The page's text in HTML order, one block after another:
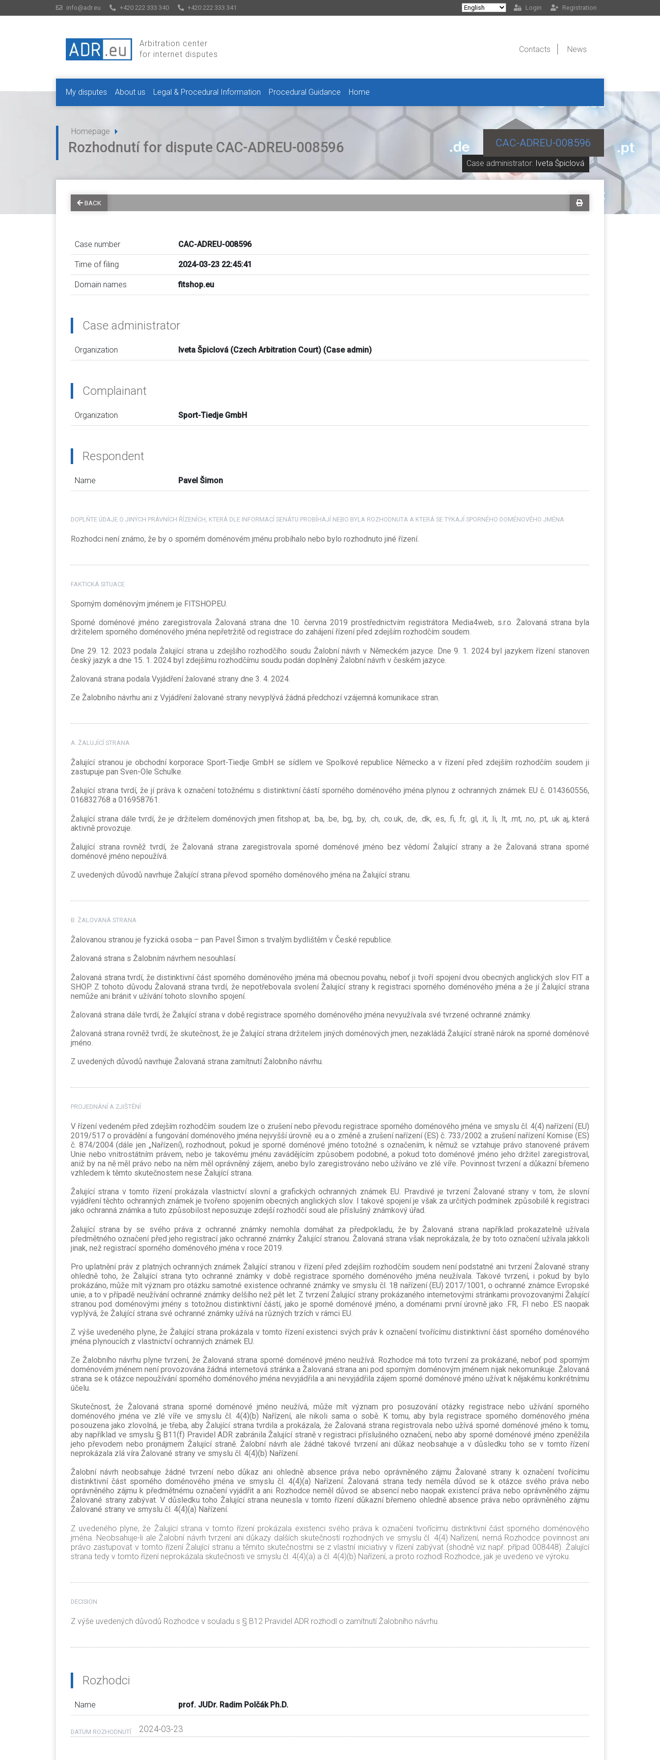
info@adr.eu +420 222 333 340 +420 222 333 341 Login Registration
Arbitration center
for internet disputes
Contacts News
My disputes About us Legal & Procedural Information Procedural Guidance Home
Homepage
Case administrator: Iveta Špiclová
CAC-ADREU-008596
Rozhodnutí for dispute CAC-ADREU-008596
BACK
Case number CAC-ADREU-008596
Time of filing 2024-03-23 22:45:41
Domain names fitshop.eu
Case administrator
Organization Iveta Špiclová (Czech Arbitration Court) (Case admin)
Complainant
Organization Sport-Tiedje GmbH
Respondent
Name Pavel Šimon
DOPLŇTE ÚDAJE O JINÝCH PRÁVNÍCH ŘÍZENÍCH, KTERÁ DLE INFORMACÍ SENÁTU PROBÍHAJÍ NEBO BYLA ROZHODNUTA A KTERÁ SE TÝKAJÍ SPORNÉHO DOMÉNOVÉHO JMÉNA
Rozhodci není známo, že by o sporném doménovém jménu probíhalo nebo bylo rozhodnuto jiné řízení.
FAKTICKÁ SITUACE
Sporným doménovým jménem je FITSHOP.EU.
Sporné doménové jméno zaregistrovala Žalovaná strana dne 10. června 2019 prostřednictvím registrátora Media4web, s.r.o. Žalovaná strana byla
držitelem sporného doménového jména nepřetržitě od registrace do zahájení řízení před zdejším rozhodčím soudem.
Dne 29. 12. 2023 podala Žalující strana u zdejšího rozhodčího soudu Žalobní návrh v Německém jazyce. Dne 9. 1. 2024 byl jazykem řízení stanoven
český jazyk a dne 15. 1. 2024 byl zdejšímu rozhodčímu soudu podán doplněný Žalobní návrh v českém jazyce.
Žalovaná strana podala Vyjádření žalované strany dne 3. 4. 2024.
Ze Žalobního návrhu ani z Vyjádření žalované strany nevyplývá žádná předchozí vzájemná komunikace stran.
A. ŽALUJÍCÍ STRANA
Žalující stranou je obchodní korporace Sport-Tiedje GmbH se sídlem ve Spolkové republice Německo a v řízení před zdejším rozhodčím soudem ji
zastupuje pan Sven-Ole Schulke.
Žalující strana tvrdí, že jí práva k označení totožnému s distinktivní částí sporného doménového jména plynou z ochranných známek EU č. 014360556,
016832768 a 016958761.
Žalující strana dále tvrdí, že je držitelem doménových jmen fitshop.at, .ba, .be, .bg, .by, .ch, .co.uk, .de, .dk, .es, .fi, .fr, .gl, .it, .li, .lt, .mt, .no, .pt, .uk aj, která
aktivně provozuje.
Žalující strana rovněž tvrdí, že Žalovaná strana zaregistrovala sporné doménové jméno bez vědomí Žalující strany a že Žalovaná strana sporné
doménové jméno nepoužívá.
Z uvedených důvodů navrhuje Žalující strana převod sporného doménového jména na Žalující stranu.
B. ŽALOVANÁ STRANA
Žalovanou stranou je fyzická osoba – pan Pavel Šimon s trvalým bydlištěm v České republice.
Žalovaná strana s Žalobním návrhem nesouhlasí.
Žalovaná strana tvrdí, že distinktivní část sporného doménového jména má obecnou povahu, neboť ji tvoří spojení dvou obecných anglických slov FIT a
SHOP. Z tohoto důvodu Žalovaná strana tvrdí, že nepotřebovala svolení Žalující strany k registraci sporného doménového jména a že jí Žalující strana
nemůže ani bránit v užívání tohoto slovního spojení.
Žalovaná strana dále tvrdí, že Žalující strana v době registrace sporného doménového jména nevyužívala své tvrzené ochranné známky.
Žalovaná strana rovněž tvrdí, že skutečnost, že je Žalující strana držitelem jiných doménových jmen, nezakládá Žalující straně nárok na sporné doménové
jméno.
Z uvedených důvodů navrhuje Žalovaná strana zamítnutí Žalobního návrhu.
PROJEDNÁNÍ A ZJIŠTĚNÍ
V řízení vedeném před zdejším rozhodčím soudem lze o zrušení nebo převodu registrace sporného doménového jména ve smyslu čl. 4(4) nařízení (EU)
2019/517 o provádění a fungování doménového jména nejvyšší úrovně .eu a o změně a zrušení nařízení (ES) č. 733/2002 a zrušení nařízení Komise (ES)
č. 874/2004 (dále jen „Nařízení), rozhodnout, pokud je sporné doménové jméno totožné s označením, k němuž se vztahuje právo stanovené právem
Unie nebo vnitrostátním právem, nebo je takovému jménu zavádějícím způsobem podobné, a pokud toto doménové jméno jeho držitel zaregistroval,
aniž by na ně měl právo nebo na něm měl oprávněný zájem, anebo bylo zaregistrováno nebo užíváno ve zlé víře. Povinnost tvrzení a důkazní břemeno
vzhledem k těmto skutečnostem nese Žalující strana.
Žalující strana v tomto řízení prokázala vlastnictví slovní a grafických ochranných známek EU. Pravdivé je tvrzení Žalované strany v tom, že slovní
vyjádření těchto ochranných známek je tvořeno spojením obecných anglických slov. I takové spojení je však za určitých podmínek způsobilé k registraci
jako ochranná známka a tuto způsobilost neposuzuje zdejší rozhodčí soud ale příslušný známkový úřad.
Žalující strana by se svého práva z ochranné známky nemohla domáhat za předpokladu, že by Žalovaná strana například prokazatelně užívala
předmětného označení před jeho registrací jako ochranné známky Žalující stranou. Žalovaná strana však neprokázala, že by toto označení užívala jakkoli
jinak, než registrací sporného doménového jména v roce 2019.
Pro uplatnění práv z platných ochranných známek Žalující stranou v řízení před zdejším rozhodčím soudem není podstatné ani tvrzení Žalované strany
ohledně toho, že Žalující strana tyto ochranné známky v době registrace sporného doménového jména neužívala. Takové tvrzení, i pokud by bylo
prokázáno, může mít význam pro otázku samotné existence ochranné známky ve smyslu čl. 18 nařízení (EU) 2017/1001, o ochranné známce Evropské
unie, a to v případě neužívání ochranné známky delšího než pět let. Z tvrzení Žalující strany prokázaného internetovými stránkami provozovanými Žalující
stranou pod doménovými jmény s totožnou distinktivní částí, jako je sporné doménové jméno, a doménami první úrovně jako .FR, .FI nebo .ES naopak
vyplývá, že Žalující strana své ochranné známky užívá na různých trzích v rámci EU.
Z výše uvedeného plyne, že Žalující strana prokázala v tomto řízení existenci svých práv k označení tvořícímu distinktivní část sporného doménového
jména plynoucích z vlastnictví ochranných známek EU.
Ze Žalobního návrhu plyne tvrzení, že Žalovaná strana sporné doménové jméno neužívá. Rozhodce má toto tvrzení za prokázané, neboť pod sporným
doménovém jménem není provozována žádná internetová stránka a Žalovaná strana ani pod sporným doménovým jménem nijak nekomunikuje. Žalovaná
strana se k otázce nepoužívání sporného doménového jména nevyjádřila a ani nevyjádřila zájem sporné doménové jméno užívat k nějakému konkrétnímu
účelu.
Skutečnost, že Žalovaná strana sporné doménové jméno neužívá, může mít význam pro posuzování otázky registrace nebo užívání sporného
doménového jména ve zlé víře ve smyslu čl. 4(4)(b) Nařízení, ale nikoli sama o sobě. K tomu, aby byla registrace sporného doménového jména
posouzena jako zlovolná, je třeba, aby Žalující strana tvrdila a prokázala, že Žalovaná strana registrovala nebo užívá sporné doménové jméno k tomu,
aby například ve smyslu § B11(f) Pravidel ADR zabránila Žalující straně v registraci příslušného označení, nebo aby sporné doménové jméno zpeněžila
jeho převodem nebo pronájmem Žalující straně. Žalobní návrh ale žádné takové tvrzení ani důkaz neobsahuje a v důsledku toho se v tomto řízení
neprokázala zlá víra Žalované strany ve smyslu čl. 4(4)(b) Nařízení.
Žalobní návrh neobsahuje žádné tvrzení nebo důkaz ani ohledně absence práva nebo oprávněného zájmu Žalované strany k označení tvořícímu
distinktivní část sporného doménového jména ve smyslu čl. 4(4)(a) Nařízení. Žalovaná strana tedy neměla důvod se k otázce svého práva nebo
oprávněného zájmu k předmětnému označení vyjádřit a ani Rozhodce neměl důvod se absencí nebo naopak existencí práva nebo oprávněného zájmu
Žalované strany zabývat. V důsledku toho Žalující strana neunesla v tomto řízení důkazní břemeno ohledně absence práva nebo oprávněného zájmu
Žalované strany ve smyslu čl. 4(4)(a) Nařízení.
Z uvedeného plyne, že Žalující strana v tomto řízení prokázala existenci svého práva k označení tvořícímu distinktivní část sporného doménového
jména. Neobsahuje-li ale Žalobní návrh tvrzení ani důkazy dalších skutečností rozhodných ve smyslu čl. 4(4) Nařízení, nemá Rozhodce povinnost ani
právo zastupovat v tomto řízení Žalující stranu a těmito skutečnostmi se z vlastní iniciativy v řízení zabývat (shodně viz např. případ 008448). Žalující
strana tedy v tomto řízení neprokázala skutečnosti ve smyslu čl. 4(4)(a) a čl. 4(4)(b) Nařízení, a proto rozhodl Rozhodce, jak je uvedeno ve výroku.
DECISION
Z výše uvedených důvodů Rozhodce v souladu s § B12 Pravidel ADR rozhodl o zamítnutí Žalobního návrhu.
Rozhodci
Name prof. JUDr. Radim Polčák Ph.D.
DATUM ROZHODNUTÍ 2024-03-23